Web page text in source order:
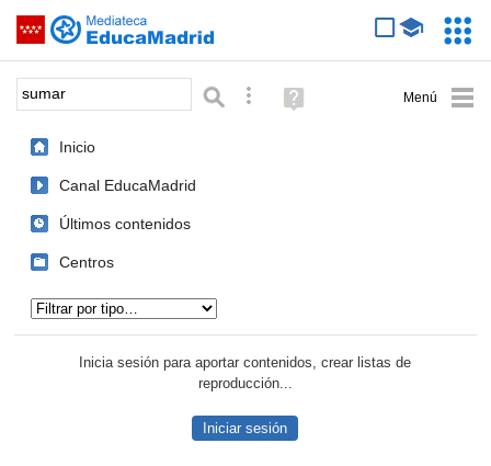
Saltar navegación
Palabra o frase: Búsqueda avanzada
Ayuda
(en
Inicio
Canal EducaMadrid
Últimos contenidos
Centros
Inicia sesión para aportar contenidos, crear listas de
reproducción...
Iniciar sesión